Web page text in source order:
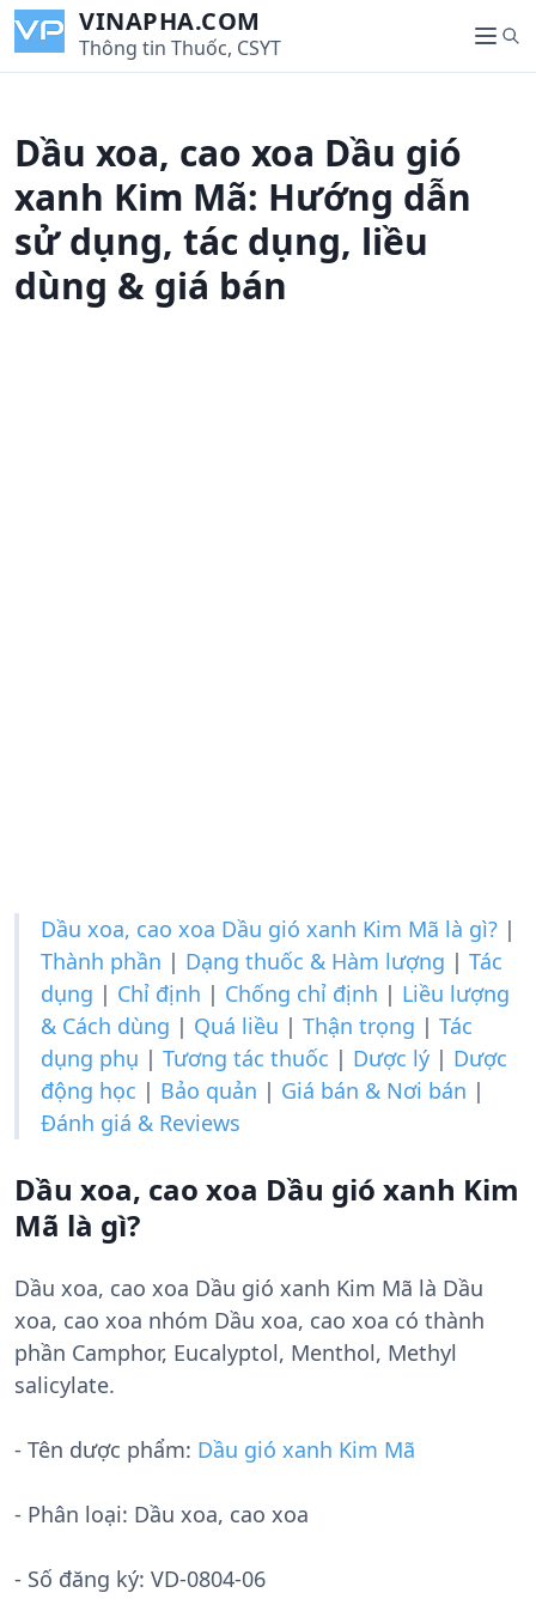
i
VINAPHA.COM
Thông tin Thuốc, CSYT
M
e
S
e
Dầu xoa, cao xoa Dầu gió
xanh Kim Mã: Hướng dẫn
sử dụng, tác dụng, liều
dùng & giá bán
Dầu xoa, cao xoa Dầu gió xanh Kim Mã là gì? |
Thành phần | Dạng thuốc & Hàm lượng | Tác
dụng | Chỉ định | Chống chỉ định | Liều lượng
& Cách dùng | Quá liều | Thận trọng | Tác
dụng phụ | Tương tác thuốc | Dược lý | Dược
động học | Bảo quản | Giá bán & Nơi bán |
Đánh giá & Reviews
Dầu xoa, cao xoa Dầu gió xanh Kim
Mã là gì?
Dầu xoa, cao xoa Dầu gió xanh Kim Mã là Dầu
xoa, cao xoa nhóm Dầu xoa, cao xoa có thành
phần Camphor, Eucalyptol, Menthol, Methyl
salicylate.
- Tên dược phẩm: Dầu gió xanh Kim Mã
- Phân loại: Dầu xoa, cao xoa
- Số đăng ký: VD-0804-06